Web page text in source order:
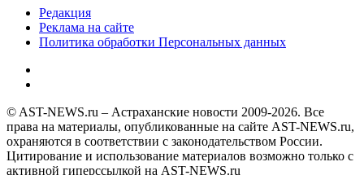
Редакция
Реклама на сайте
Политика обработки Персональных данных
© AST-NEWS.ru – Астраханские новости 2009-2026. Все
права на материалы, опубликованные на сайте AST-NEWS.ru,
охраняются в соответствии с законодательством России.
Цитирование и использование материалов возможно только с
активной гиперссылкой на AST-NEWS.ru